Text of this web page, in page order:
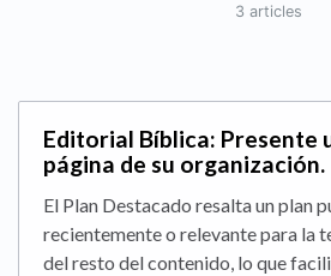
3 articles
Editorial Bíblica: Presente
página de su organización.
El Plan Destacado resalta un plan
recientemente o relevante para la
del resto del contenido, lo que